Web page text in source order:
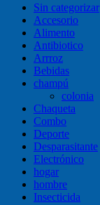
Sin categorizar
Accesorio
Alimento
Antibiotico
Arrroz
Bebidas
champú
colonia
Chaqueta
Combo
Deporte
Desparasitante
Electrónico
hogar
hombre
Insecticida